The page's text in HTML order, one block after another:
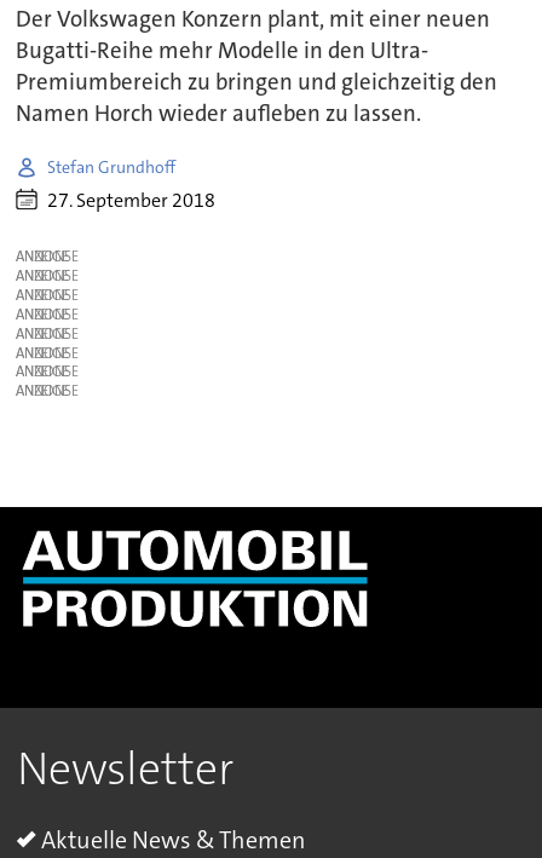
Der Volkswagen Konzern plant, mit einer neuen
Bugatti-Reihe mehr Modelle in den Ultra-
Premiumbereich zu bringen und gleichzeitig den
Namen Horch wieder aufleben zu lassen.
Stefan Grundhoff
27. September 2018
ANZEIGE
ANZEIGE
ANZEIGE
ANZEIGE
ANZEIGE
ANZEIGE
ANZEIGE
ANZEIGE
Newsletter
Aktuelle News & Themen